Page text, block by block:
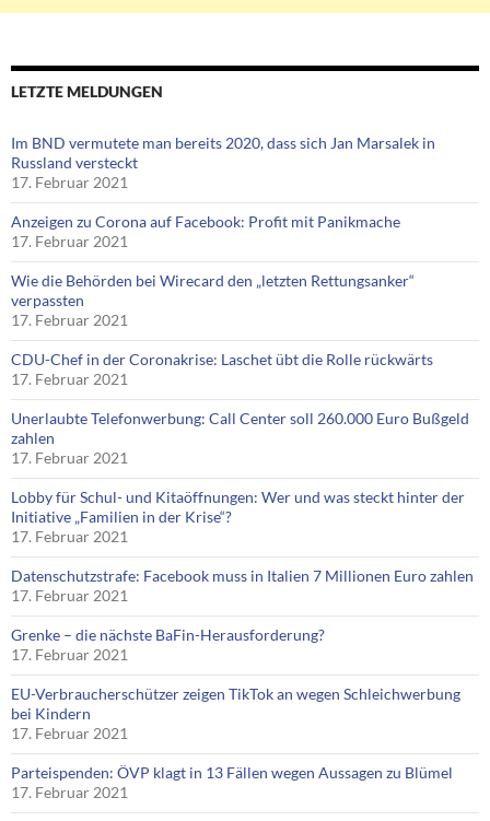
LETZTE MELDUNGEN
Im BND vermutete man bereits 2020, dass sich Jan Marsalek in
Russland versteckt
17. Februar 2021
Anzeigen zu Corona auf Facebook: Profit mit Panikmache
17. Februar 2021
Wie die Behörden bei Wirecard den „letzten Rettungsanker“
verpassten
17. Februar 2021
CDU-Chef in der Coronakrise: Laschet übt die Rolle rückwärts
17. Februar 2021
Unerlaubte Telefonwerbung: Call Center soll 260.000 Euro Bußgeld
zahlen
17. Februar 2021
Lobby für Schul- und Kitaöffnungen: Wer und was steckt hinter der
Initiative „Familien in der Krise“?
17. Februar 2021
Datenschutzstrafe: Facebook muss in Italien 7 Millionen Euro zahlen
17. Februar 2021
Grenke – die nächste BaFin-Herausforderung?
17. Februar 2021
EU-Verbraucherschützer zeigen TikTok an wegen Schleichwerbung
bei Kindern
17. Februar 2021
Parteispenden: ÖVP klagt in 13 Fällen wegen Aussagen zu Blümel
17. Februar 2021